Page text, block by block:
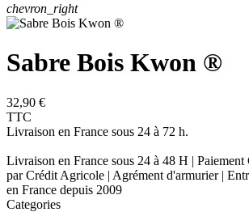
chevron_right
Sabre Bois Kwon ®
32,90 €
TTC
Livraison en France sous 24 à 72 h.
Livraison en France sous 24 à 48 H |
par Crédit Agricole | Agrément d'armurier |
en France depuis 2009
Categories